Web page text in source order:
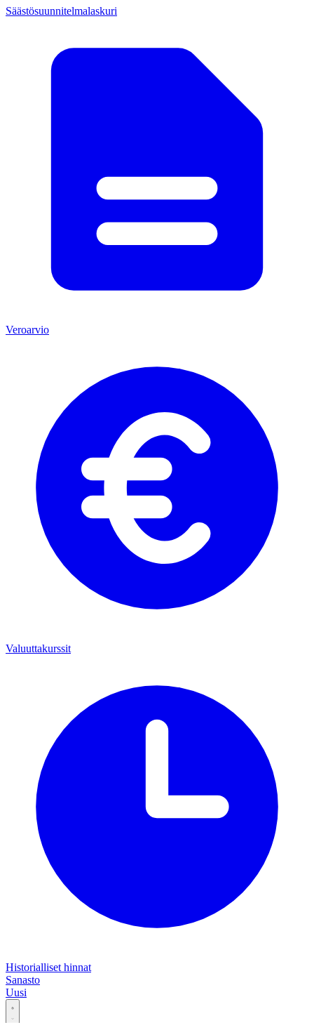
Säästösuunnitelma­laskuri
Veroarvio
Valuuttakurssit
Historialliset hinnat
Sanasto
Uusi